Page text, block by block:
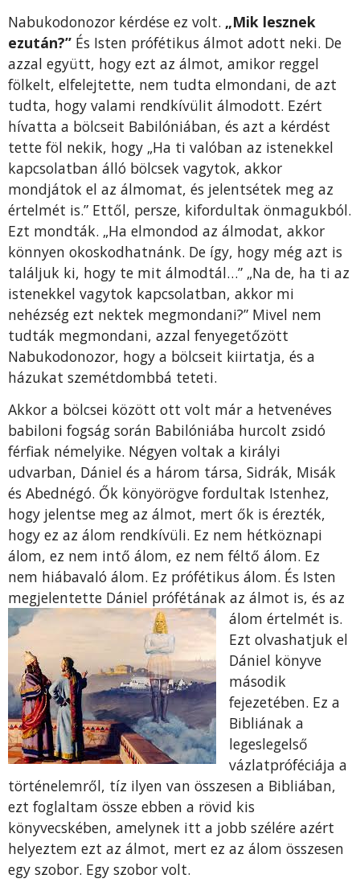
Nabukodonozor kérdése ez volt. „Mik lesznek
ezután?” És Isten prófétikus álmot adott neki. De
azzal együtt, hogy ezt az álmot, amikor reggel
fölkelt, elfelejtette, nem tudta elmondani, de azt
tudta, hogy valami rendkívülit álmodott. Ezért
hívatta a bölcseit Babilóniában, és azt a kérdést
tette föl nekik, hogy „Ha ti valóban az istenekkel
kapcsolatban álló bölcsek vagytok, akkor
mondjátok el az álmomat, és jelentsétek meg az
értelmét is.” Ettől, persze, kifordultak önmagukból.
Ezt mondták. „Ha elmondod az álmodat, akkor
könnyen okoskodhatnánk. De így, hogy még azt is
találjuk ki, hogy te mit álmodtál…” „Na de, ha ti az
istenekkel vagytok kapcsolatban, akkor mi
nehézség ezt nektek megmondani?” Mivel nem
tudták megmondani, azzal fenyegetőzött
Nabukodonozor, hogy a bölcseit kiirtatja, és a
házukat szemétdombbá teteti.
Akkor a bölcsei között ott volt már a hetvenéves
babiloni fogság során Babilóniába hurcolt zsidó
férfiak némelyike. Négyen voltak a királyi
udvarban, Dániel és a három társa, Sidrák, Misák
és Abednégó. Ők könyörögve fordultak Istenhez,
hogy jelentse meg az álmot, mert ők is érezték,
hogy ez az álom rendkívüli. Ez nem hétköznapi
álom, ez nem intő álom, ez nem féltő álom. Ez
nem hiábavaló álom. Ez prófétikus álom. És Isten
megjelentette Dániel prófétának az álmot is, és az
álom értelmét is.
Ezt olvashatjuk el
Dániel könyve
második
fejezetében. Ez a
Bibliának a
legeslegelső
vázlatpróféciája a
történelemről, tíz ilyen van összesen a Bibliában,
ezt foglaltam össze ebben a rövid kis
könyvecskében, amelynek itt a jobb szélére azért
helyeztem ezt az álmot, mert ez az álom összesen
egy szobor. Egy szobor volt.